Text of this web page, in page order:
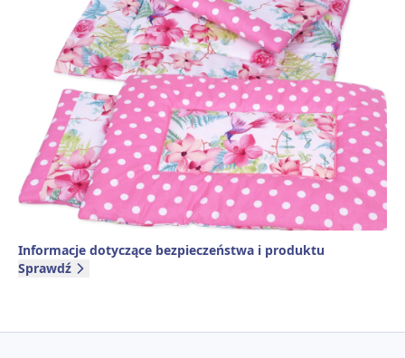
Informacje dotyczące bezpieczeństwa i produktu
Sprawdź